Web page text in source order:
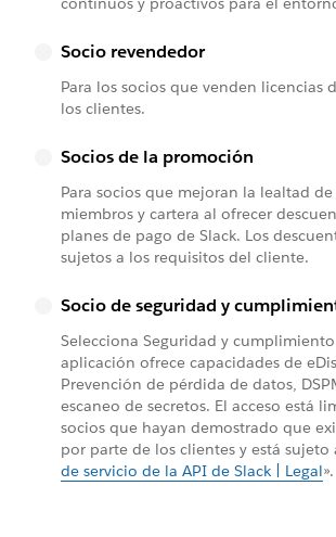
Socio revendedor
Para los socios que venden licencias
los clientes.
Socios de la promoción
Para socios que mejoran la lealtad de
miembros y cartera al ofrecer
planes de pago de Slack. Los
sujetos a los requisitos del cliente.
Socio de seguridad y
Selecciona Seguridad y
aplicación ofrece capacidades de
Prevención de pérdida de datos,
escaneo de secretos. El acceso está
socios que hayan demostrado que
por parte de los clientes y está sujeto
de servicio de la API de Slack | Legal».